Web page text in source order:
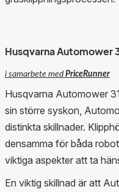
Husqvarna Automower
i samarbete medPriceRunner
Husqvarna Automower
sin större syskon,
distinkta skillnader.
densamma för båda
viktiga aspekter att ta
En viktig skillnad är att